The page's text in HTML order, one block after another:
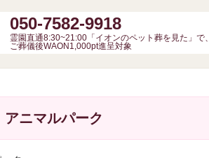
050-7582-9918
霊園直通8:30~21:00「イオンのペット葬を見た」で、
ご葬儀後WAON1,000pt進呈対象
アニマルパーク